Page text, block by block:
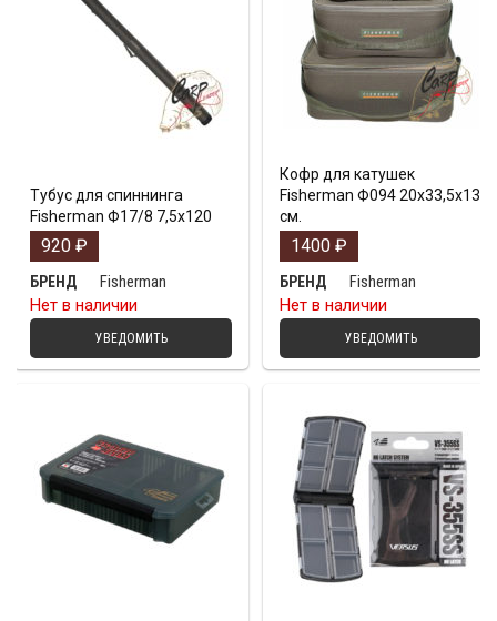
Тубус для спиннинга
Fisherman Ф17/8 7,5х120
920 ₽
БРЕНД
Fisherman
Нет в наличии
УВЕДОМИТЬ
Кофр для катушек
Fisherman Ф094 20х33,5х13
см.
1400 ₽
БРЕНД
Fisherman
Нет в наличии
УВЕДОМИТЬ